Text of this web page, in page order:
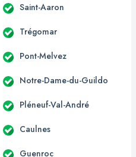
Saint-Aaron
Trégomar
Pont-Melvez
Notre-Dame-du-Guildo
Pléneuf-Val-André
Caulnes
Guenroc